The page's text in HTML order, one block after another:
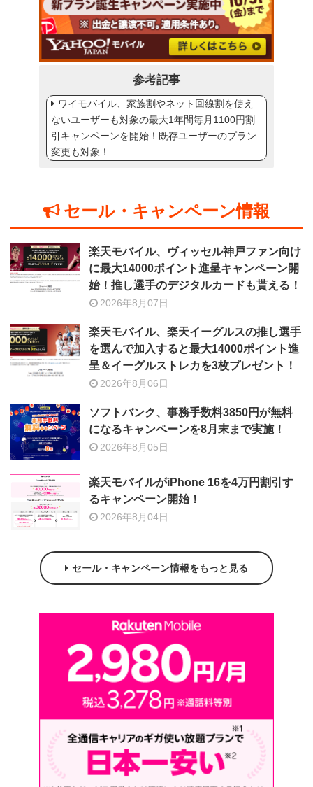
参考記事
ワイモバイル、家族割やネット回線割を使え
ないユーザーも対象の最大1年間毎月1100円割
引キャンペーンを開始！既存ユーザーのプラン
変更も対象！
セール・キャンペーン情報
楽天モバイル、ヴィッセル神戸ファン向け
に最大14000ポイント進呈キャンペーン開
始！推し選手のデジタルカードも貰える！
2026年8月07日
楽天モバイル、楽天イーグルスの推し選手
を選んで加入すると最大14000ポイント進
呈＆イーグルストレカを3枚プレゼント！
2026年8月06日
ソフトバンク、事務手数料3850円が無料
になるキャンペーンを8月末まで実施！
2026年8月05日
楽天モバイルがiPhone 16を4万円割引す
るキャンペーン開始！
2026年8月04日
セール・キャンペーン情報をもっと見る